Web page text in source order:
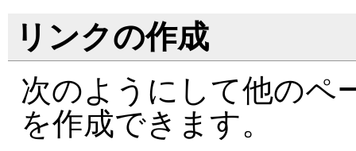
リンクの作成
次のようにして他のペ
を作成できます。